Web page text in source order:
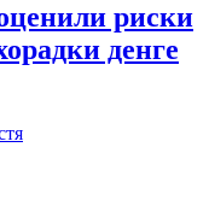
риски
денге